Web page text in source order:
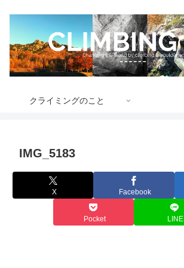
クライミングのこと
IMG_5183
X Facebook
Pocket LINE